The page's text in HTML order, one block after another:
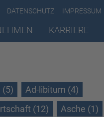
DATENSCHUTZ IMPRESSUM
KARRIERE
(5)
Ad-libitum (4)
(12)
Asche (1)